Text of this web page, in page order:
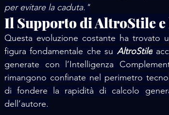
per evitare la caduta."
Il Supporto di AltroStile
Questa evoluzione costante ha trovato
figura fondamentale che su AltroStile
generate con l’Intelligenza
rimangono confinate nel perimetro
di fondere la rapidità di calcolo
dell’autore.